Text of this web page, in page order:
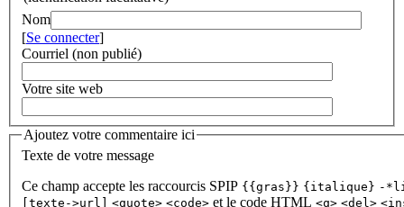
Nom
[Se connecter]
Courriel (non publié)
Votre site web
Ajoutez votre commentaire ici
Texte de votre message
Ce champ accepte les raccourcis SPIP {{gras}} {italique} -
[texte->url]
<quote> <code> et le code HTML <q> <del>